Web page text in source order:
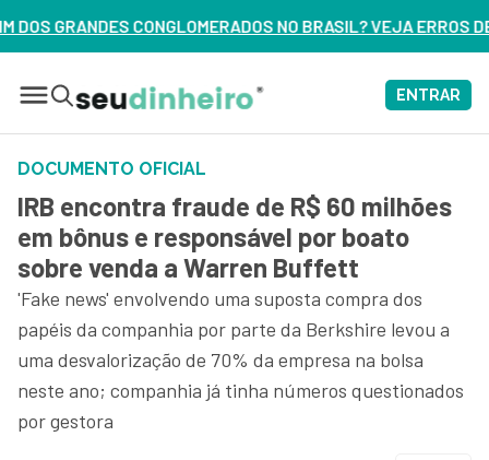
NO BRASIL? VEJA ERROS DE 3 DELES – ASSISTA AGORA
ENTRAR
DOCUMENTO OFICIAL
IRB encontra fraude de R$ 60 milhões
em bônus e responsável por boato
sobre venda a Warren Buffett
'Fake news' envolvendo uma suposta compra dos
papéis da companhia por parte da Berkshire levou a
uma desvalorização de 70% da empresa na bolsa
neste ano; companhia já tinha números questionados
por gestora